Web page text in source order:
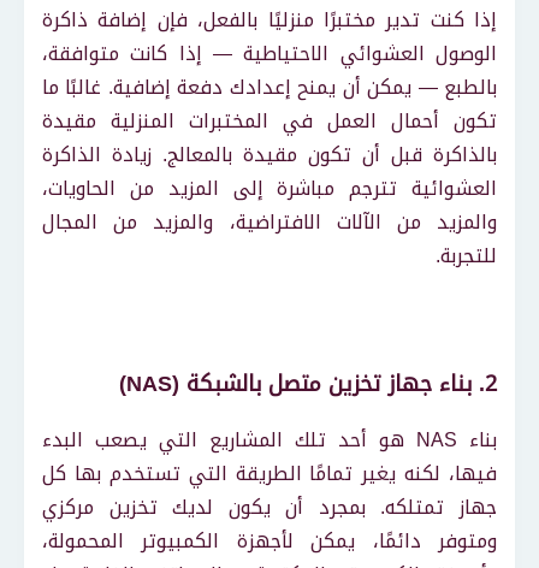
إذا كنت تدير مختبرًا منزليًا بالفعل، فإن إضافة ذاكرة
الوصول العشوائي الاحتياطية — إذا كانت متوافقة،
بالطبع — يمكن أن يمنح إعدادك دفعة إضافية. غالبًا ما
تكون أحمال العمل في المختبرات المنزلية مقيدة
بالذاكرة قبل أن تكون مقيدة بالمعالج. زيادة الذاكرة
العشوائية تترجم مباشرة إلى المزيد من الحاويات،
والمزيد من الآلات الافتراضية، والمزيد من المجال
للتجربة.
2. بناء جهاز تخزين متصل بالشبكة (NAS)
بناء NAS هو أحد تلك المشاريع التي يصعب البدء
فيها، لكنه يغير تمامًا الطريقة التي تستخدم بها كل
جهاز تمتلكه. بمجرد أن يكون لديك تخزين مركزي
ومتوفر دائمًا، يمكن لأجهزة الكمبيوتر المحمولة،